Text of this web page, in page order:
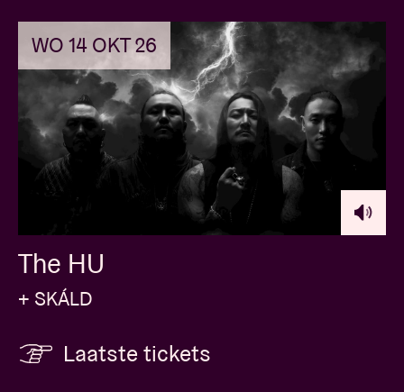
WO 14 OKT 26
The HU
+ SKÁLD
Laatste tickets